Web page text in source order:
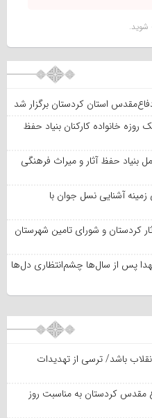
شوید.
استان کردستان برگزار شد
روزه خانواده کارکنان بنیاد حفظ
بنیاد حفظ آثار و میراث فرهنگی
آشنایی نسل جوان با
کردستان و شورای تامین شهرستان
پس از سال‌ها چشم‌انتظاری دل‌ها
باشد/ ترسی از تهدیدات
مقدس کردستان به مناسبت روز